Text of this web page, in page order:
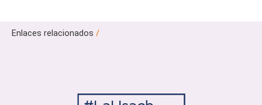
Enlaces relacionados /